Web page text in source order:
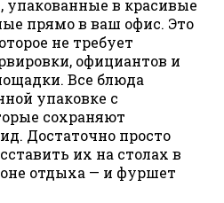
в красивые
прямо в ваш офис. Это
не требует
официантов и
Все блюда
упаковке с
сохраняют
Достаточно просто
их на столах в
отдыха — и фуршет